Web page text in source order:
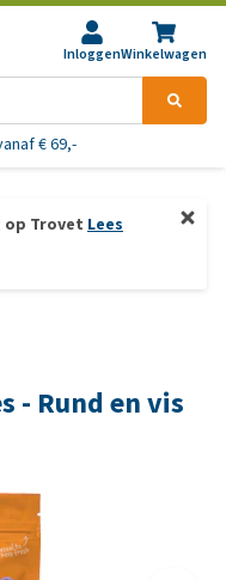
InloggenWinkelwagen
€ 69,-
op Trovet Lees
- Rund en vis